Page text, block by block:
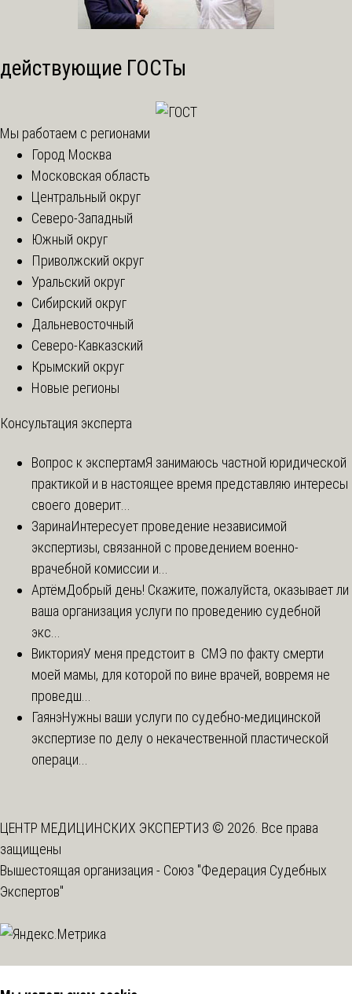
действующие ГОСТы
Мы работаем с регионами
Город Москва
Московская область
Центральный округ
Северо-Западный
Южный округ
Приволжский округ
Уральский округ
Сибирский округ
Дальневосточный
Северо-Кавказский
Крымский округ
Новые регионы
Консультация эксперта
Вопрос к экспертамЯ занимаюсь частной юридической
практикой и в настоящее время представляю интересы
своего доверит...
ЗаринаИнтересует проведение независимой
экспертизы, связанной с проведением военно-
врачебной комиссии и...
АртёмДобрый день! Скажите, пожалуйста, оказывает ли
ваша организация услуги по проведению судебной
экс...
ВикторияУ меня предстоит в СМЭ по факту смерти
моей мамы, для которой по вине врачей, вовремя не
проведш...
ГаянэНужны ваши услуги по судебно-медицинской
экспертизе по делу о некачественной пластической
операци...
ЦЕНТР МЕДИЦИНСКИХ ЭКСПЕРТИЗ © 2026. Все права
защищены
Вышестоящая организация - Союз "Федерация Судебных
Экспертов"